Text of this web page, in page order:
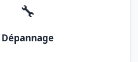
🔧
Dépannage